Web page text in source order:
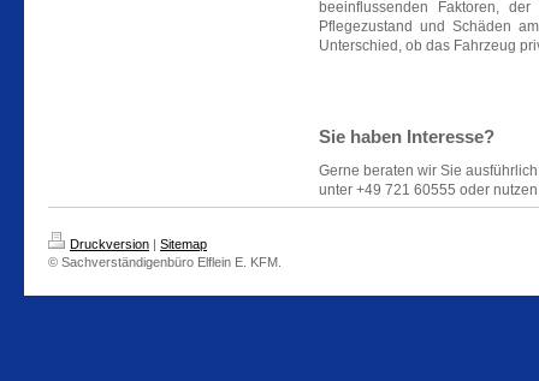
beeinflussenden Faktoren,
Pflegezustand und Schäden
Unterschied, ob das Fahrzeug
Sie haben Interesse?
Gerne beraten wir Sie
unter +49 721 60555 oder
Druckversion | Sitemap
© Sachverständigenbüro Elflein E. KFM.